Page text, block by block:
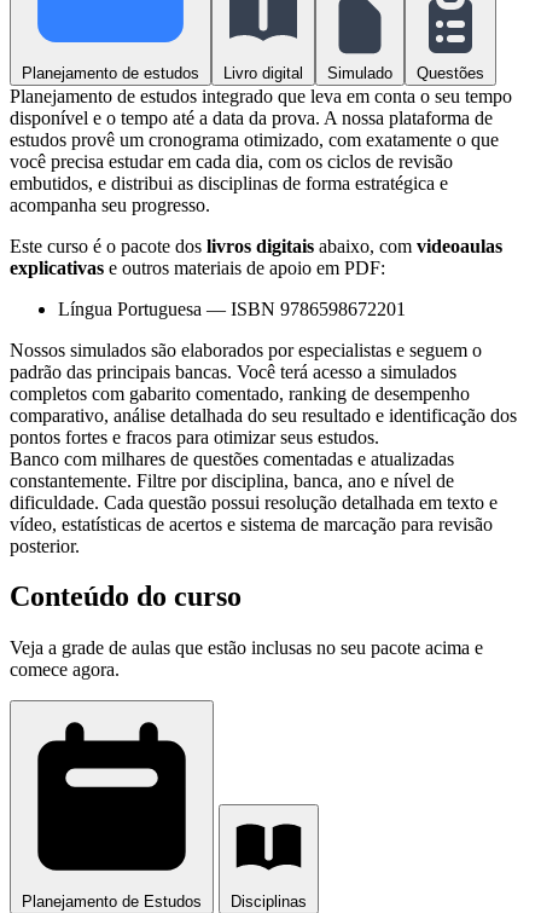
Planejamento de estudos Livro digital Simulado Questões
Planejamento de estudos integrado que leva em conta o seu tempo
disponível e o tempo até a data da prova. A nossa plataforma de
estudos provê um cronograma otimizado, com exatamente o que
você precisa estudar em cada dia, com os ciclos de revisão
embutidos, e distribui as disciplinas de forma estratégica e
acompanha seu progresso.
Este curso é o pacote dos livros digitais abaixo, com videoaulas
explicativas e outros materiais de apoio em PDF:
Língua Portuguesa — ISBN 9786598672201
Nossos simulados são elaborados por especialistas e seguem o
padrão das principais bancas. Você terá acesso a simulados
completos com gabarito comentado, ranking de desempenho
comparativo, análise detalhada do seu resultado e identificação dos
pontos fortes e fracos para otimizar seus estudos.
Banco com milhares de questões comentadas e atualizadas
constantemente. Filtre por disciplina, banca, ano e nível de
dificuldade. Cada questão possui resolução detalhada em texto e
vídeo, estatísticas de acertos e sistema de marcação para revisão
posterior.
Conteúdo do curso
Veja a grade de aulas que estão inclusas no seu pacote acima e
comece agora.
Planejamento de Estudos Disciplinas